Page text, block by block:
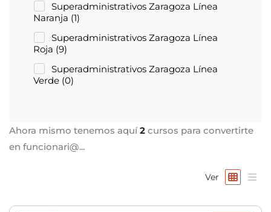
Superadministrativos Zaragoza Línea
Naranja (1)
Superadministrativos Zaragoza Línea
Roja (9)
Superadministrativos Zaragoza Línea
Verde (0)
Ahora mismo tenemos aquí2 cursos para convertirte
en funcionari@...
Ver